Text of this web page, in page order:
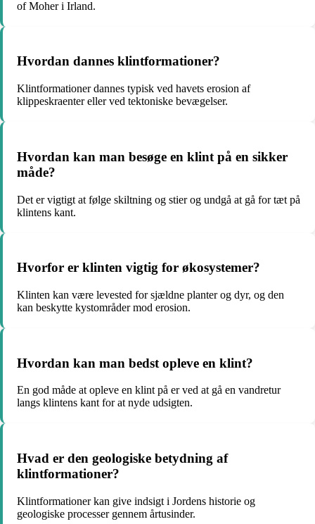
of Moher i Irland.
Hvordan dannes klintformationer?
Klintformationer dannes typisk ved havets erosion af
klippeskraenter eller ved tektoniske bevægelser.
Hvordan kan man besøge en klint på en sikker
måde?
Det er vigtigt at følge skiltning og stier og undgå at gå for tæt på
klintens kant.
Hvorfor er klinten vigtig for økosystemer?
Klinten kan være levested for sjældne planter og dyr, og den
kan beskytte kystområder mod erosion.
Hvordan kan man bedst opleve en klint?
En god måde at opleve en klint på er ved at gå en vandretur
langs klintens kant for at nyde udsigten.
Hvad er den geologiske betydning af
klintformationer?
Klintformationer kan give indsigt i Jordens historie og
geologiske processer gennem årtusinder.